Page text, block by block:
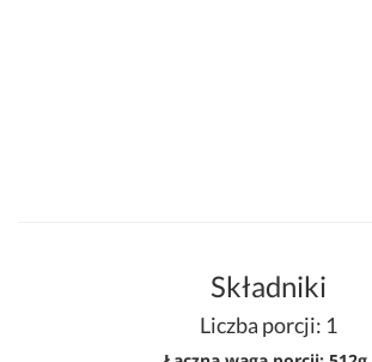
Składniki
Liczba porcji: 1